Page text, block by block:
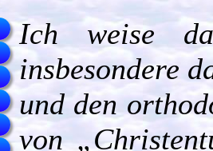
Ich weise
insbesondere
und den
von